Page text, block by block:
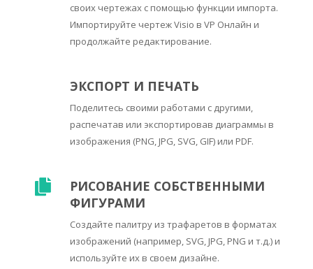
своих чертежах с помощью функции импорта.
Импортируйте чертеж Visio в VP Онлайн и
продолжайте редактирование.
ЭКСПОРТ И ПЕЧАТЬ
Поделитесь своими работами с другими,
распечатав или экспортировав диаграммы в
изображения (PNG, JPG, SVG, GIF) или PDF.
РИСОВАНИЕ СОБСТВЕННЫМИ
ФИГУРАМИ
Создайте палитру из трафаретов в форматах
изображений (например, SVG, JPG, PNG и т.д.) и
используйте их в своем дизайне.